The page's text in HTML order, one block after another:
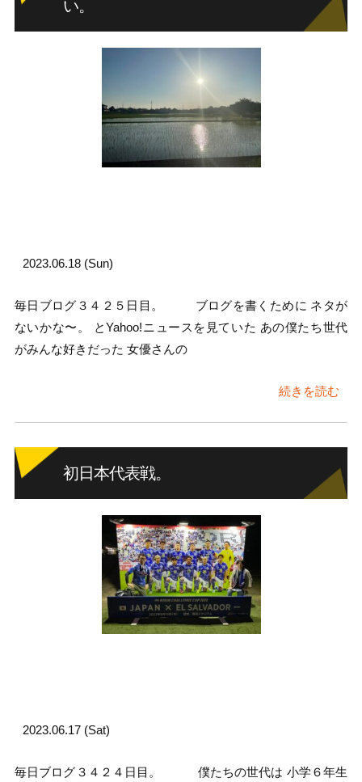
い。
2023.06.18 (Sun)
毎日ブログ３４２５日目。 ブログを書くために ネタが
ないかな〜。 とYahoo!ニュースを見ていた あの僕たち世代
がみんな好きだった 女優さんの
続きを読む
初日本代表戦。
2023.06.17 (Sat)
毎日ブログ３４２４日目。 僕たちの世代は 小学６年生